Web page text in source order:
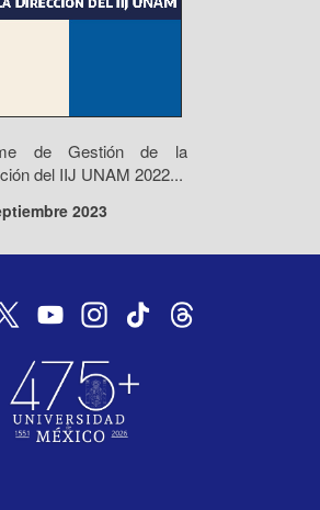
de Gestión de la
del IIJ UNAM 2022...
2023